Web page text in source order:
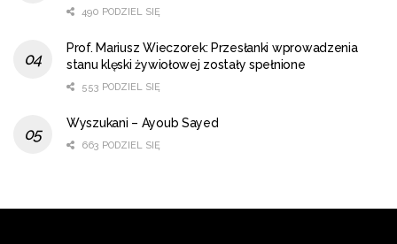
490 PODZIEL SIĘ
Prof. Mariusz Wieczorek: Przesłanki wprowadzenia
stanu klęski żywiołowej zostały spełnione
553 PODZIEL SIĘ
Wyszukani – Ayoub Sayed
663 PODZIEL SIĘ